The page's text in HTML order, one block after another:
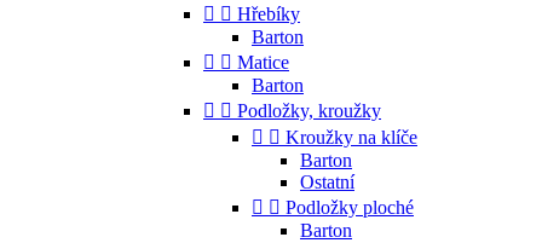
  Hřebíky
Barton
  Matice
Barton
  Podložky, kroužky
  Kroužky na klíče
Barton
Ostatní
  Podložky ploché
Barton